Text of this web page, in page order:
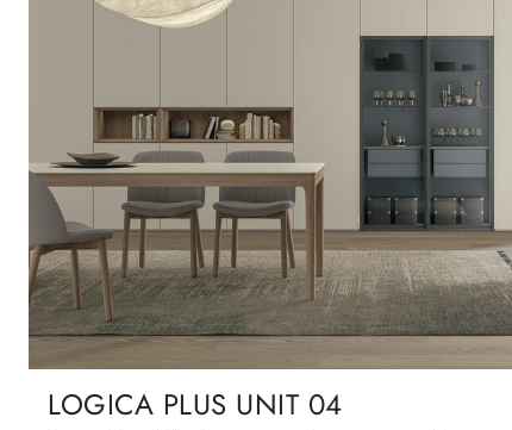
LOGICA PLUS UNIT 04